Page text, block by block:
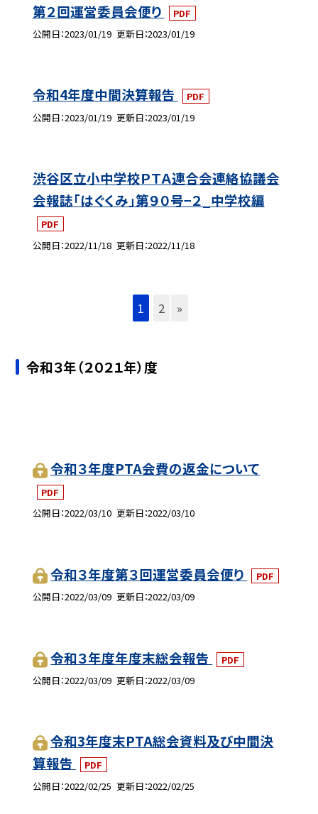
第２回運営委員会便り
PDF
公開日 2023/01/19 更新日 2023/01/19
令和4年度中間決算報告
PDF
公開日 2023/01/19 更新日 2023/01/19
渋谷区立小中学校ＰＴＡ連合会連絡協議会
会報誌「はぐくみ」第９０号−２_中学校編
PDF
公開日 2022/11/18 更新日 2022/11/18
1 2 »
令和３年（２０２１年）度
令和３年度PTA会費の返金について
PDF
公開日 2022/03/10 更新日 2022/03/10
令和３年度第３回運営委員会便り
PDF
公開日 2022/03/09 更新日 2022/03/09
令和３年度年度末総会報告
PDF
公開日 2022/03/09 更新日 2022/03/09
令和3年度末PTA総会資料及び中間決
算報告
PDF
公開日 2022/02/25 更新日 2022/02/25